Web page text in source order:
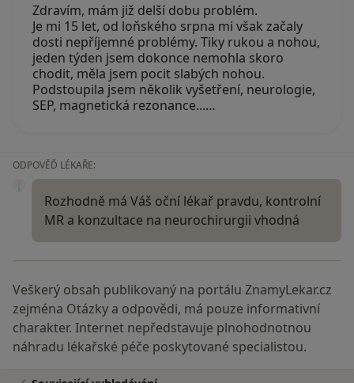
Zdravím, mám již delší dobu problém.
Je mi 15 let, od loňského srpna mi však začaly
dosti nepříjemné problémy. Tiky rukou a nohou,
jeden týden jsem dokonce nemohla skoro
chodit, měla jsem pocit slabých nohou.
Podstoupila jsem několik vyšetření, neurologie,
SEP, magnetická rezonance...…
ODPOVĚĎ LÉKAŘE:
Rozhodně má Váš oční lékař pravdu, kontrolní
MR a konzultace na neurochirurgii vhodná
Veškerý obsah publikovaný na portálu ZnamyLekar.cz
zejména Otázky a odpovědi, má pouze informativní
charakter. Internet nepředstavuje plnohodnotnou
náhradu lékařské péče poskytované specialistou.